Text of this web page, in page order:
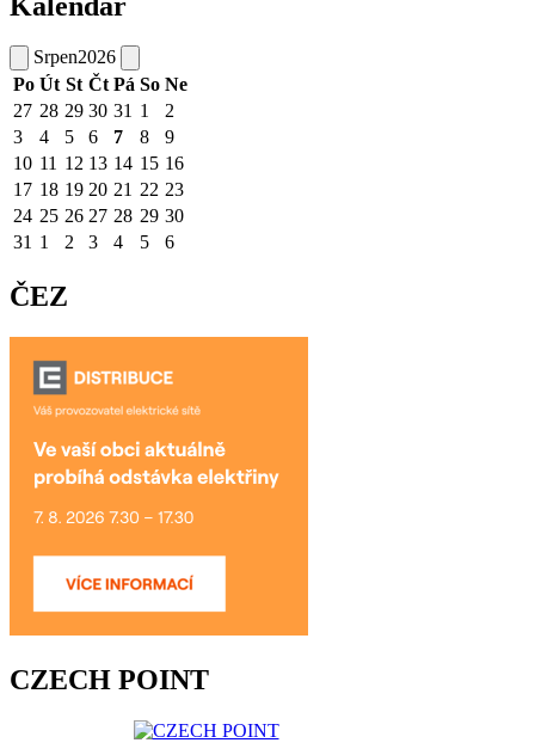
Srpen2026
Po Út St Čt Pá So Ne
27 28 29 30 31 1
2
3
4 5 6 7 8
9
10 11 12 13 14 15 16
17 18 19 20 21 22 23
24 25 26 27 28 29 30
31 1 2 3 4 5 6
ČEZ
CZECH POINT